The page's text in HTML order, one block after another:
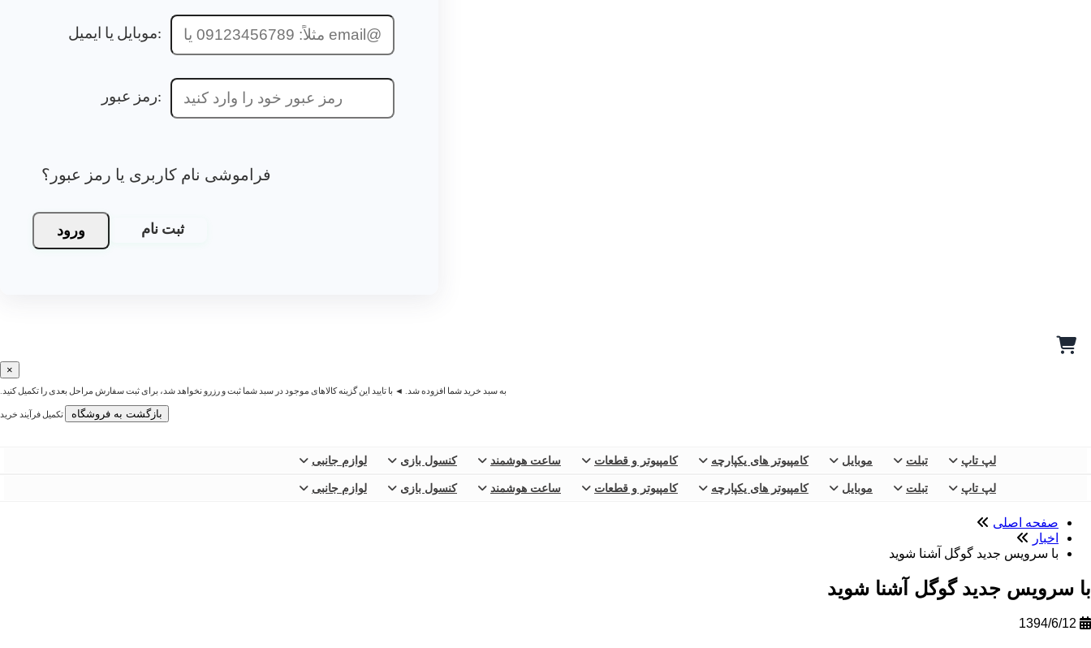
موبایل یا ایمیل:
رمز عبور:
فراموشی نام کاربری یا رمز عبور؟
ورود ثبت نام
×
به سبد خرید شما افزوده شد. ◄ با تایید این گزینه کالاهای موجود در سبد شما ثبت و رزرو نخواهد شد، برای ثبت سفارش مراحل بعدی را تکمیل کنید.
بازگشت به فروشگاه تکمیل فرآیند خرید
لپ تاپ تبلت موبایل کامپیوتر های یکپارچه کامپیوتر و قطعات ساعت هوشمند کنسول بازی لوازم جانبی
لپ تاپ تبلت موبایل کامپیوتر های یکپارچه کامپیوتر و قطعات ساعت هوشمند کنسول بازی لوازم جانبی
صفحه اصلی
اخبار
با سرویس جدید گوگل آشنا شوید
با سرویس جدید گوگل آشنا شوید